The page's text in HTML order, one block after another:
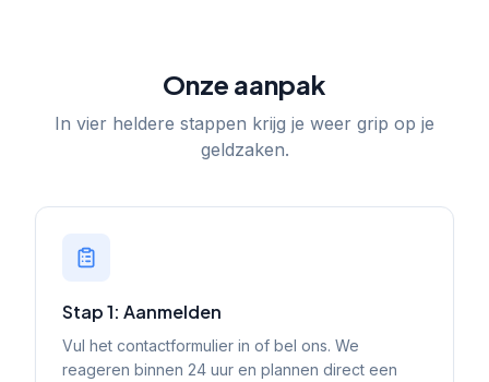
Onze aanpak
In vier heldere stappen krijg je weer grip op je
geldzaken.
Stap 1: Aanmelden
Vul het contactformulier in of bel ons. We
reageren binnen 24 uur en plannen direct een